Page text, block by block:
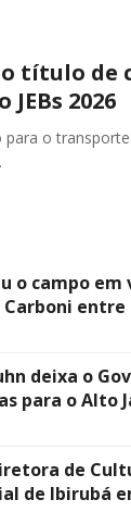
título de
2026
o
o campo
deixa o
para o Alto
de
de Ibirubá